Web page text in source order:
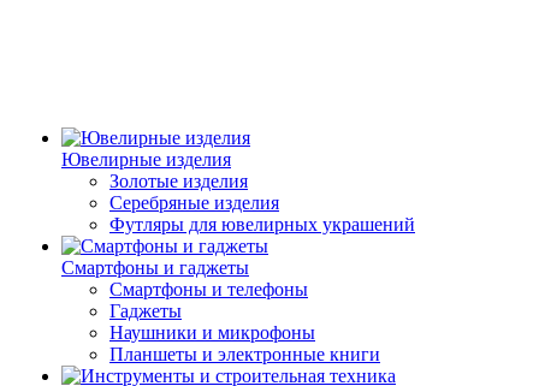
Ювелирные изделия
Золотые изделия
Серебряные изделия
Футляры для ювелирных украшений
Смартфоны и гаджеты
Смартфоны и телефоны
Гаджеты
Наушники и микрофоны
Планшеты и электронные книги